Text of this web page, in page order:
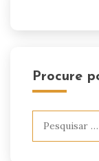
Procure